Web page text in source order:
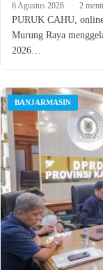
6 Agustus 2026 · 2
PURUK CAHU,
Murung Raya
2026…
BANJARMASIN